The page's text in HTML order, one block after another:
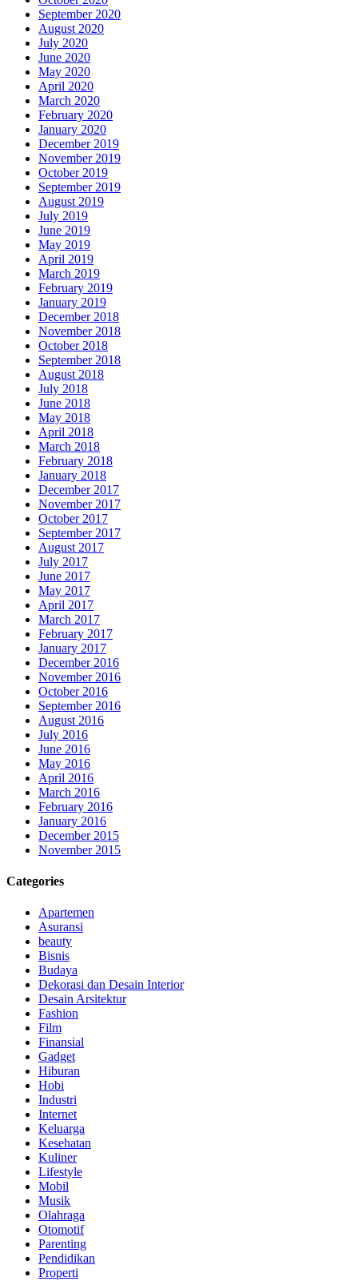
September 2020
August 2020
July 2020
June 2020
May 2020
April 2020
March 2020
February 2020
January 2020
December 2019
November 2019
October 2019
September 2019
August 2019
July 2019
June 2019
May 2019
April 2019
March 2019
February 2019
January 2019
December 2018
November 2018
October 2018
September 2018
August 2018
July 2018
June 2018
May 2018
April 2018
March 2018
February 2018
January 2018
December 2017
November 2017
October 2017
September 2017
August 2017
July 2017
June 2017
May 2017
April 2017
March 2017
February 2017
January 2017
December 2016
November 2016
October 2016
September 2016
August 2016
July 2016
June 2016
May 2016
April 2016
March 2016
February 2016
January 2016
December 2015
November 2015
Categories
Apartemen
Asuransi
beauty
Bisnis
Budaya
Dekorasi dan Desain Interior
Desain Arsitektur
Fashion
Film
Finansial
Gadget
Hiburan
Hobi
Industri
Internet
Keluarga
Kesehatan
Kuliner
Lifestyle
Mobil
Musik
Olahraga
Otomotif
Parenting
Pendidikan
Properti